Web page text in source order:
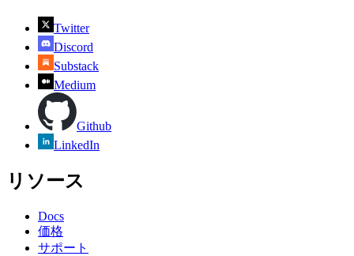
Twitter
Discord
Substack
Medium
Github
LinkedIn
リソース
Docs
価格
サポート